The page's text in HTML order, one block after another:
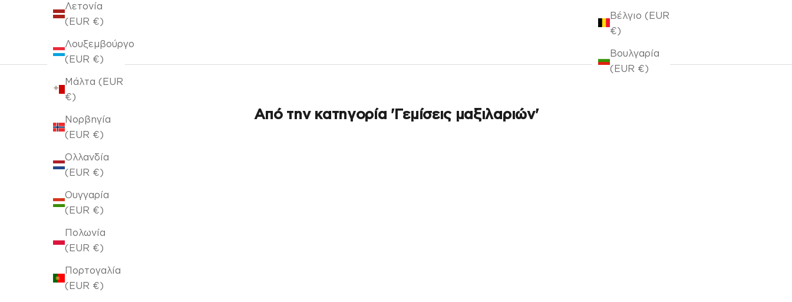
Βέλγιο (EUR
€)
Βουλγαρία
(EUR €)
Λετονία
(EUR €)
Λουξεμβούργο
(EUR €)
Μάλτα (EUR
€)
Νορβηγία
(EUR €)
Ολλανδία
(EUR €)
Ουγγαρία
(EUR €)
Πολωνία
(EUR €)
Πορτογαλία
(EUR €)
Από την κατηγορία 'Γεμίσεις μαξιλαριών'